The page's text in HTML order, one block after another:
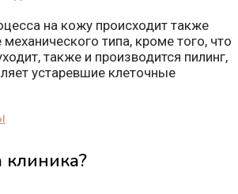
на кожу происходит также
типа, кроме того, что
также и производится пилинг,
устаревшие клеточные